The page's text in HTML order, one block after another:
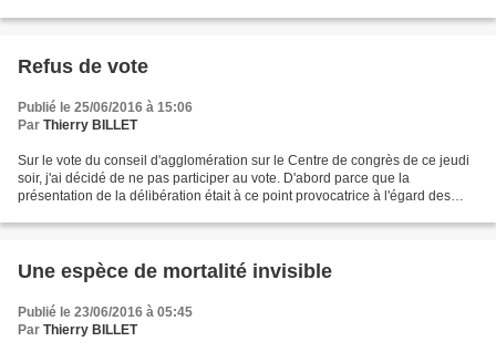
Refus de vote
Publié le 25/06/2016 à 15:06
Par Thierry BILLET
Sur le vote du conseil d'agglomération sur le Centre de congrès de ce jeudi
soir, j'ai décidé de ne pas participer au vote. D'abord parce que la
présentation de la délibération était à ce point provocatrice à l'égard des
Une espèce de mortalité invisible
Publié le 23/06/2016 à 05:45
Par Thierry BILLET